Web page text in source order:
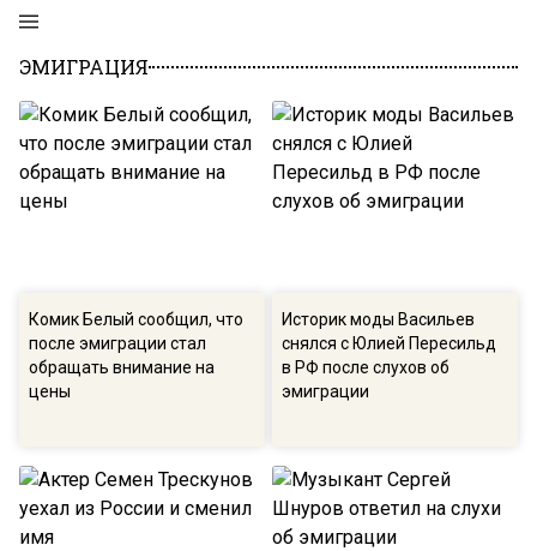
ЭМИГРАЦИЯ
Комик Белый сообщил, что
после эмиграции стал
обращать внимание на
цены
Историк моды Васильев
снялся с Юлией Пересильд
в РФ после слухов об
эмиграции